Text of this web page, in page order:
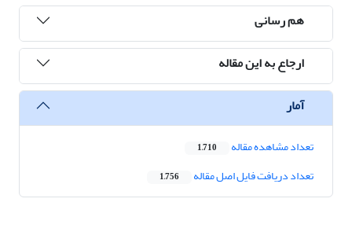
هم رسانی
ارجاع به این مقاله
آمار
تعداد مشاهده مقاله 1,710
تعداد دریافت فایل اصل مقاله 1,756